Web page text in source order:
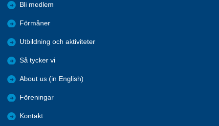
Bli medlem
Förmåner
Utbildning och aktiviteter
Så tycker vi
About us (in English)
Föreningar
Kontakt